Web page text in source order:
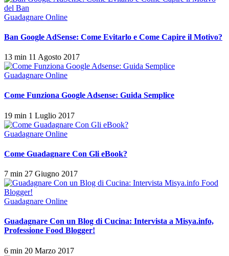
Guadagnare Online
Ban Google AdSense: Come Evitarlo e Come Capire il Motivo?
13 min 11 Agosto 2017
Guadagnare Online
Come Funziona Google Adsense: Guida Semplice
19 min 1 Luglio 2017
Guadagnare Online
Come Guadagnare Con Gli eBook?
7 min 27 Giugno 2017
Guadagnare Online
Guadagnare Con un Blog di Cucina: Intervista a Misya.info,
Professione Food Blogger!
6 min 20 Marzo 2017